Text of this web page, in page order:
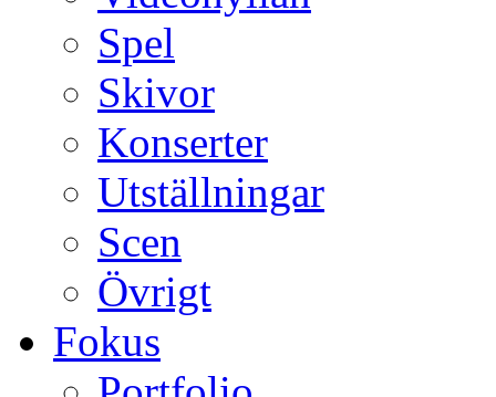
Spel
Skivor
Konserter
Utställningar
Scen
Övrigt
Fokus